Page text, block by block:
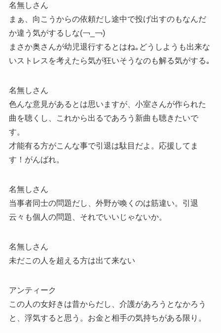
名無しさん
まぁ、向こうからの依頼だし途中で投げ出すのもなんだ
か違う気がするしな(￢_￢)
まさか奥さんが幼児退行するとはね｡どうしようも出来な
いストレスを考えたら気が狂いそうなのも解る気がする｡
名無しさん
色んな意見があるとは思いますが、小室さんが作られた
曲を聴くし、これから出るであろう新曲も聴きたいで
す。
才能有る方がこんな事で引退は駄目だよ。応援してま
す！がんばれ。
名無しさん
当事者同士の問題だし、外野が喚くのは筋違い。引退
云々も個人の問題、それでいいじゃないか。
名無しさん
未だこの人を超える方は出て来ない
アンティーク
この人の女好きは昔からだし、介護があろうとなかろう
と、浮気すると思う。お金と相手の気持ちがある限り。